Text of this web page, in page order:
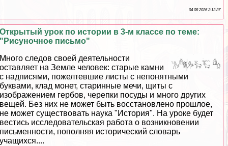
04 08 2026 3:12:37
Открытый урок по истории в 3-м классе по теме:
"Рисуночное письмо"
Много следов своей деятельности
оставляет на Земле человек: старые камни
с надписями, пожелтевшие листы с непонятными
буквами, клад монет, старинные мечи, щиты с
изображением гербов, черепки посуды и много других
вещей. Без них не может быть восстановлено прошлое,
не может существовать наука "История". На уроке будет
вестись исследовательская работа о возникновении
письменности, пополняя исторический словарь
учащихся....